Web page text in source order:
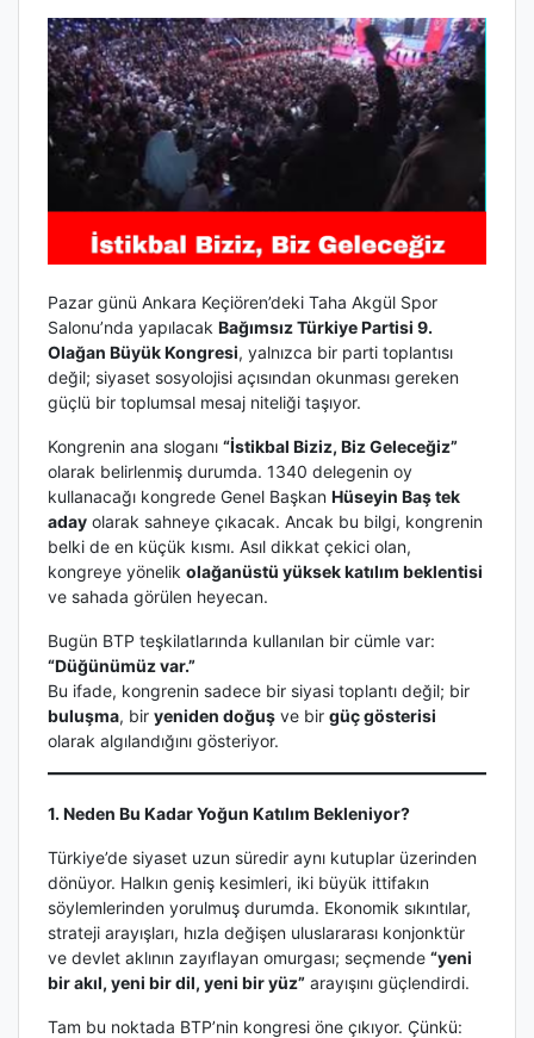
Pazar günü Ankara Keçiören’deki Taha Akgül Spor
Salonu’nda yapılacak Bağımsız Türkiye Partisi 9.
Olağan Büyük Kongresi, yalnızca bir parti toplantısı
değil; siyaset sosyolojisi açısından okunması gereken
güçlü bir toplumsal mesaj niteliği taşıyor.
Kongrenin ana sloganı “İstikbal Biziz, Biz Geleceğiz”
olarak belirlenmiş durumda. 1340 delegenin oy
kullanacağı kongrede Genel Başkan Hüseyin Baş tek
aday olarak sahneye çıkacak. Ancak bu bilgi, kongrenin
belki de en küçük kısmı. Asıl dikkat çekici olan,
kongreye yönelik olağanüstü yüksek katılım beklentisi
ve sahada görülen heyecan.
Bugün BTP teşkilatlarında kullanılan bir cümle var:
“Düğünümüz var.”
Bu ifade, kongrenin sadece bir siyasi toplantı değil; bir
buluşma, bir yeniden doğuş ve bir güç gösterisi
olarak algılandığını gösteriyor.
1. Neden Bu Kadar Yoğun Katılım Bekleniyor?
Türkiye’de siyaset uzun süredir aynı kutuplar üzerinden
dönüyor. Halkın geniş kesimleri, iki büyük ittifakın
söylemlerinden yorulmuş durumda. Ekonomik sıkıntılar,
strateji arayışları, hızla değişen uluslararası konjonktür
ve devlet aklının zayıflayan omurgası; seçmende “yeni
bir akıl, yeni bir dil, yeni bir yüz” arayışını güçlendirdi.
Tam bu noktada BTP’nin kongresi öne çıkıyor. Çünkü: